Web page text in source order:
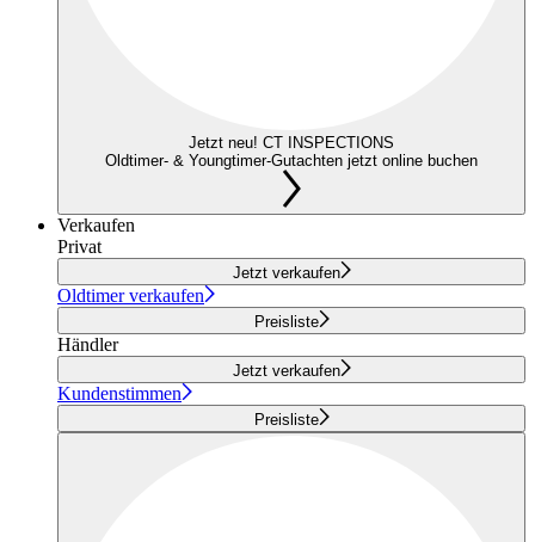
Jetzt neu! CT INSPECTIONS
Oldtimer- & Youngtimer-Gutachten jetzt online buchen
Verkaufen
Privat
Jetzt verkaufen
Oldtimer verkaufen
Preisliste
Händler
Jetzt verkaufen
Kundenstimmen
Preisliste